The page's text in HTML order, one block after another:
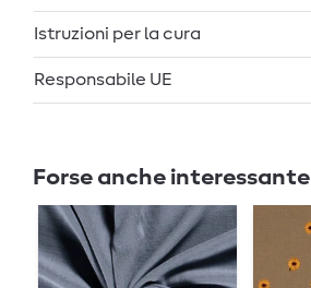
Istruzioni per la cura
Responsabile UE
Forse anche interessante